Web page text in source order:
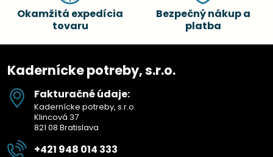
Okamžitá expedícia
tovaru
Bezpečný nákup a
platba
Kadernícke potreby, s.r.o.
Fakturačné údaje:
Kadernícke potreby, s.r.o.
Klincová 37
821 08 Bratislava
+421 948 014 333